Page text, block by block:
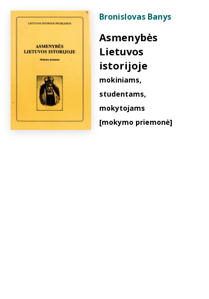
Bronislovas Banys
Asmenybės
Lietuvos
istorijoje
mokiniams,
studentams,
mokytojams
[mokymo priemonė]